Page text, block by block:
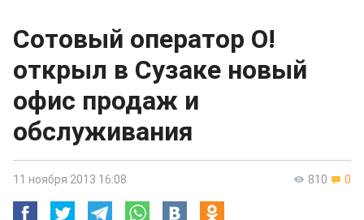
Сотовый оператор О!
открыл в Сузаке новый
офис продаж и
обслуживания
810 0
11 ноября 2013 16:08